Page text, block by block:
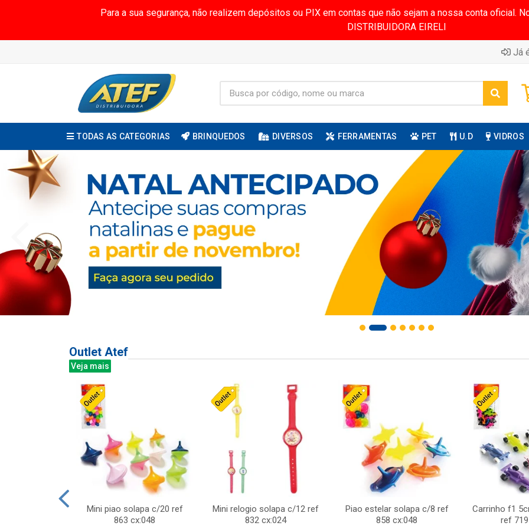
Para a sua segurança, não realizem depósitos ou PIX em contas que não sejam a nossa conta oficial.
DISTRIBUIDORA EIRELI
Já
TODAS AS CATEGORIAS BRINQUEDOS DIVERSOS FERRAMENTAS PET U.D VIDROS
Outlet Atef
Veja mais
Mini piao solapa c/20 ref
863 cx:048
Mini relogio solapa c/12 ref
832 cx:024
Piao estelar solapa c/8 ref
858 cx:048
Carrinho f1
ref